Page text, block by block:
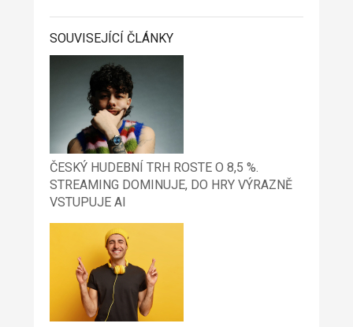
SOUVISEJÍCÍ ČLÁNKY
ČESKÝ HUDEBNÍ TRH ROSTE O 8,5 %.
STREAMING DOMINUJE, DO HRY VÝRAZNĚ
VSTUPUJE AI